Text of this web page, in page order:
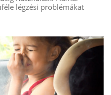
légzési problémákat